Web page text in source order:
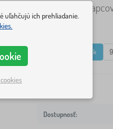
dievčatá aj
80 - Regál Domček
uľahčujú ich prehliadanie.